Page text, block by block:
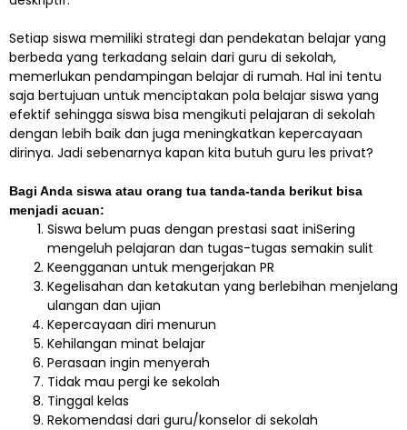
Setiap siswa memiliki strategi dan pendekatan belajar yang
berbeda yang terkadang selain dari guru di sekolah,
memerlukan pendampingan belajar di rumah. Hal ini tentu
saja bertujuan untuk menciptakan pola belajar siswa yang
efektif sehingga siswa bisa mengikuti pelajaran di sekolah
dengan lebih baik dan juga meningkatkan kepercayaan
dirinya. Jadi sebenarnya kapan kita butuh guru les privat?
Bagi Anda siswa atau orang tua tanda-tanda berikut bisa
menjadi acuan:
Siswa belum puas dengan prestasi saat iniSering
mengeluh pelajaran dan tugas-tugas semakin sulit
Keengganan untuk mengerjakan PR
Kegelisahan dan ketakutan yang berlebihan menjelang
ulangan dan ujian
Kepercayaan diri menurun
Kehilangan minat belajar
Perasaan ingin menyerah
Tidak mau pergi ke sekolah
Tinggal kelas
Rekomendasi dari guru/konselor di sekolah